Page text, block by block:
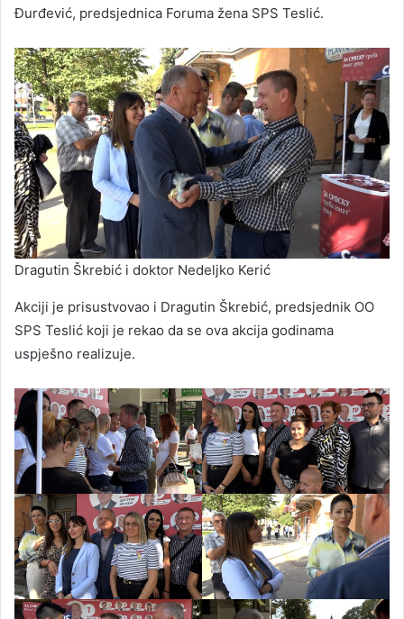
Đurđević, predsjednica Foruma žena SPS Teslić.
Dragutin Škrebić i doktor Nedeljko Kerić
Akciji je prisustvovao i Dragutin Škrebić, predsjednik OO
SPS Teslić koji je rekao da se ova akcija godinama
uspješno realizuje.